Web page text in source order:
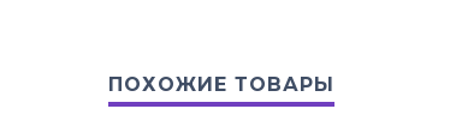
ПОХОЖИЕ ТОВАРЫ